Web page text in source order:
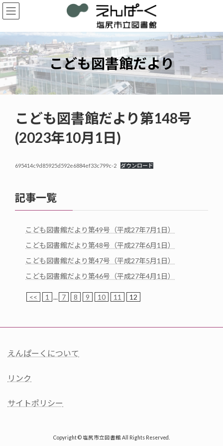
コ
ン
ン
ツ
へ
ス
キ
ッ
プ
ナ
ビ
ー
シ
ョ
ン
に
移
動
こども図書館だより
こども図書館だより第148号
(2023年10月1日)
695414c9d85925d592e6884ef33c799c-2 ダウンロード
記事一覧
こども図書館だより第49号（平成27年7月1日）
こども図書館だより第48号（平成27年6月1日）
こども図書館だより第47号（平成27年5月1日）
こども図書館だより第46号（平成27年4月1日）
<< 1 ... 7 8 9 10 11 12
えんぱーくについて
リンク
サイトポリシー
Copyright © 塩尻市立図書館 All Rights Reserved.